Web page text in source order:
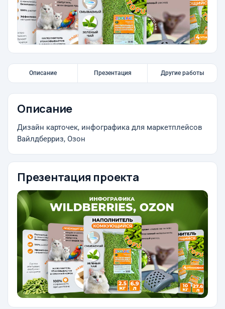
Описание Презентация Другие работы
Описание
Дизайн карточек, инфографика для маркетплейсов
Вайлдберриз, Озон
Презентация проекта